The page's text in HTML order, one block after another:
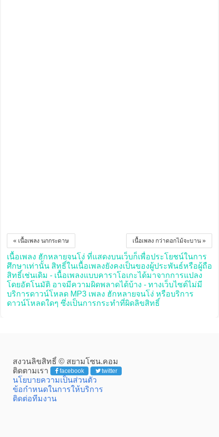
เนื้อเพลง กว่าดอกไม้จะบาน »
« เนื้อเพลง นกกระดาษ
เนื้อเพลง ฮักหลายจนโง่ ที่แสดงบนเว็บก็เพื่อประโยชน์ในการ
ศึกษาเท่านั้น สิทธิ์ในเนื้อเพลงยังคงเป็นของผู้ประพันธ์หรือผู้ถือ
สิทธิ์เช่นเดิม - เนื้อเพลงแบบคาราโอเกะได้มาจากการแปลง
โดยอัตโนมัติ อาจมีความผิดพลาดได้บ้าง - ทางเว็บไซต์ไม่มี
บริการดาวน์โหลด MP3 เพลง ฮักหลายจนโง่ หรือบริการ
ดาวน์โหลดใดๆ ซึ่งเป็นการกระทำที่ผิดลิขสิทธิ์
สงวนลิขสิทธิ์ © สยามโซน.คอม
ติดตามเรา
facebook twitter
นโยบายความเป็นส่วนตัว
ข้อกำหนดในการให้บริการ
ติดต่อทีมงาน